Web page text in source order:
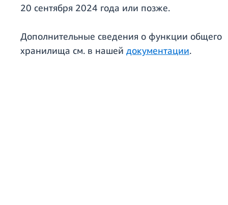
20 сентября 2024 года или позже.
Дополнительные сведения о функции общего
хранилища см. в нашей документации.